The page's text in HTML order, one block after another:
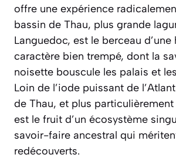
offre une expérience
bassin de Thau, plus grande
Languedoc, est le berceau d’une
caractère bien trempé, dont la
noisette bouscule les palais et
Loin de l’iode puissant de
de Thau, et plus
est le fruit d’un écosystème
savoir-faire ancestral qui
redécouverts.